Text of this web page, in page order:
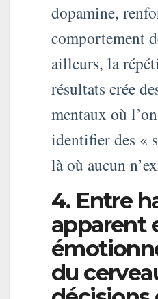
dopamine,
comportement
ailleurs, la
résultats crée
mentaux où
identifier des «
là où aucun
4. Entre
apparent
du